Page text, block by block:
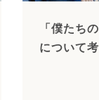
「僕たち
について